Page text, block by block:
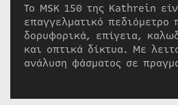
Το MSK 150 της Kathrein
επαγγελματικό πεδιόμετρο
δορυφορικά, επίγεια,
και οπτικά δίκτυα. Με
ανάλυση φάσματος σε